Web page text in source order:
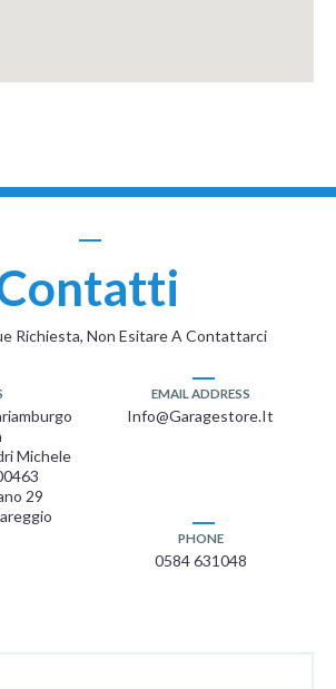
Richiesta, Non Esitare A Contattarci
Michele
29
EMAIL ADDRESS
Info@garagestore.it
PHONE
0584 631048